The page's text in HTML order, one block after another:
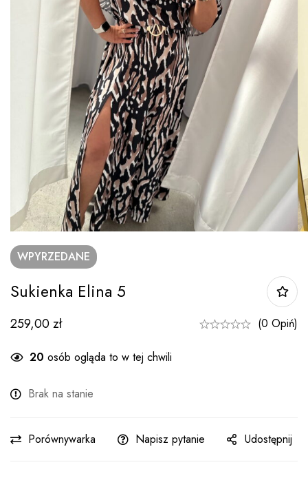
WPYRZEDANE
Sukienka Elina 5
259,00zł (0 Opiń)
20 osób ogląda to w tej chwili
Brak na stanie
Porównywarka Napisz pytanie Udostępnij